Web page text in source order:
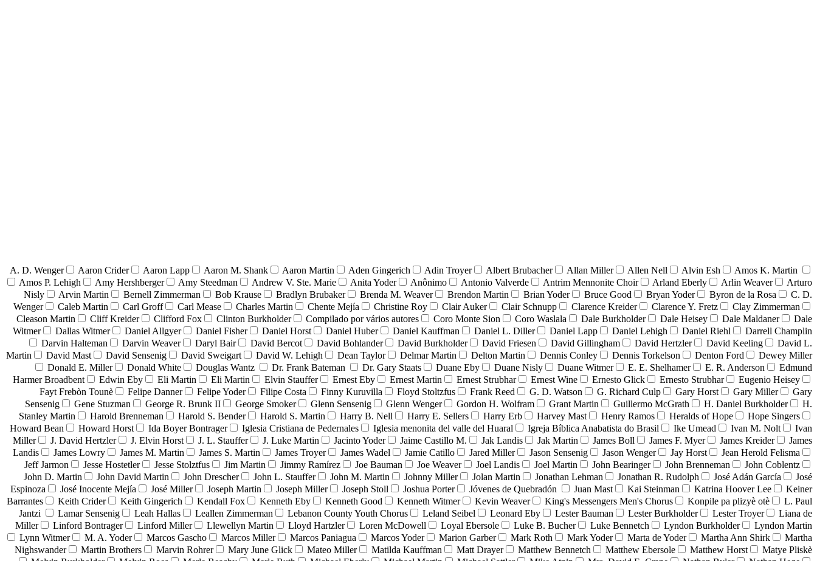
A. D. Wenger Aaron Crider Aaron Lapp Aaron M. Shank Aaron Martin Aden Gingerich Adin Troyer Albert Brubacher Allan Miller Allen Nell Alvin Esh
Amos K. Martin
Amos P. Lehigh
Amy Hershberger Amy Steedman Andrew V. Ste. Marie Anita Yoder Anônimo Antonio Valverde Antrim Mennonite Choir Arland Eberly Arlin Weaver
Arturo
Nisly
Arvin Martin Bernell Zimmerman Bob Krause Bradlyn Brubaker Brenda M. Weaver Brendon Martin Brian Yoder Bruce Good Bryan Yoder Byron de la Rosa
C. D.
Wenger
Caleb Martin Carl Groff Carl Mease Charles Martin Chente Mejía Christine Roy Clair Auker Clair Schnupp Clarence Kreider Clarence Y. Fretz
Clay Zimmerman
Cleason Martin
Cliff Kreider Clifford Fox Clinton Burkholder Compilado por vários autores Coro Monte Sion Coro Waslala Dale Burkholder Dale Heisey Dale Maldaner
Dale
Witmer
Dallas Witmer Daniel Allgyer Daniel Fisher Daniel Horst Daniel Huber Daniel Kauffman Daniel L. Diller Daniel Lapp Daniel Lehigh Daniel Riehl
Darrell Champlin
Darvin Halteman
Darvin Weaver Daryl Bair David Bercot David Bohlander David Burkholder David Friesen David Gillingham David Hertzler David Keeling
David L.
Martin
David Mast David Sensenig David Sweigart David W. Lehigh Dean Taylor Delmar Martin Delton Martin Dennis Conley Dennis Torkelson Denton Ford
Dewey Miller
Donald E. Miller
Donald White Douglas Wantz Dr. Frank Bateman Dr. Gary Staats Duane Eby Duane Nisly Duane Witmer E. E. Shelhamer E. R. Anderson
Edmund
Harmer Broadbent
Edwin Eby Eli Martin Eli Martin Elvin Stauffer Ernest Eby Ernest Martin Ernest Strubhar Ernest Wine Ernesto Glick Ernesto Strubhar
Eugenio Heisey
Fayt Frebòn Tounè
Felipe Danner Felipe Yoder Filipe Costa Finny Kuruvilla Floyd Stoltzfus Frank Reed G. D. Watson G. Richard Culp Gary Horst Gary Miller
Gary
Sensenig
Gene Stuzman George R. Brunk II George Smoker Glenn Sensenig Glenn Wenger Gordon H. Wolfram Grant Martin Guillermo McGrath H. Daniel Burkholder
H.
Stanley Martin
Harold Brenneman Harold S. Bender Harold S. Martin Harry B. Nell Harry E. Sellers Harry Erb Harvey Mast Henry Ramos Heralds of Hope
Hope Singers
Howard Bean
Howard Horst Ida Boyer Bontrager Iglesia Cristiana de Pedernales Iglesia menonita del valle del Huaral Igreja Bíblica Anabatista do Brasil Ike Umead Ivan M. Nolt
Ivan
Miller
J. David Hertzler J. Elvin Horst J. L. Stauffer J. Luke Martin Jacinto Yoder Jaime Castillo M. Jak Landis Jak Martin James Boll James F. Myer James Kreider
James
Landis
James Lowry James M. Martin James S. Martin James Troyer James Wadel Jamie Catillo Jared Miller Jason Sensenig Jason Wenger Jay Horst
Jean Herold Felisma
Jeff Jarmon
Jesse Hostetler Jesse Stolztfus Jim Martin Jimmy Ramírez Joe Bauman Joe Weaver Joel Landis Joel Martin John Bearinger John Brenneman
John Coblentz
John D. Martin
John David Martin John Drescher John L. Stauffer John M. Martin Johnny Miller Jolan Martin Jonathan Lehman Jonathan R. Rudolph José Adán García
José
Espinoza
José Inocente Mejía José Miller Joseph Martin Joseph Miller Joseph Stoll Joshua Porter Jóvenes de Quebradón Juan Mast Kai Steinman Katrina Hoover Lee
Keiner
Barrantes
Keith Crider Keith Gingerich Kendall Fox Kenneth Eby Kenneth Good Kenneth Witmer Kevin Weaver King's Messengers Men's Chorus Konpile pa plizyè otè
L. Paul
Jantzi
Lamar Sensenig Leah Hallas Leallen Zimmerman Lebanon County Youth Chorus Leland Seibel Leonard Eby Lester Bauman Lester Burkholder Lester Troyer
Liana de
Miller
Linford Bontrager Linford Miller Llewellyn Martin Lloyd Hartzler Loren McDowell Loyal Ebersole Luke B. Bucher Luke Bennetch Lyndon Burkholder
Lyndon Martin
Lynn Witmer
M. A. Yoder Marcos Gascho Marcos Miller Marcos Paniagua Marcos Yoder Marion Garber Mark Roth Mark Yoder Marta de Yoder Martha Ann Shirk
Martha
Nighswander
Martin Brothers Marvin Rohrer Mary June Glick Mateo Miller Matilda Kauffman Matt Drayer Matthew Bennetch Matthew Ebersole Matthew Horst
Matye Pliskè